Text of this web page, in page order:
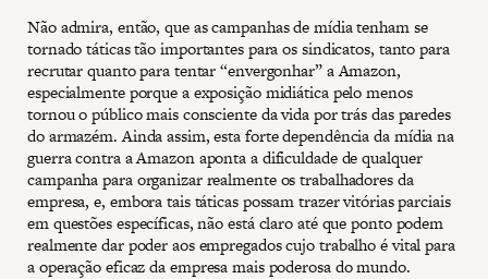
Não admira, então, que as campanhas de mídia tenham se
tornado táticas tão importantes para os sindicatos, tanto para
recrutar quanto para tentar “envergonhar” a Amazon,
especialmente porque a exposição midiática pelo menos
tornou o público mais consciente da vida por trás das paredes
do armazém. Ainda assim, esta forte dependência da mídia na
guerra contra a Amazon aponta a dificuldade de qualquer
campanha para organizar realmente os trabalhadores da
empresa, e, embora tais táticas possam trazer vitórias parciais
em questões específicas, não está claro até que ponto podem
realmente dar poder aos empregados cujo trabalho é vital para
a operação eficaz da empresa mais poderosa do mundo.